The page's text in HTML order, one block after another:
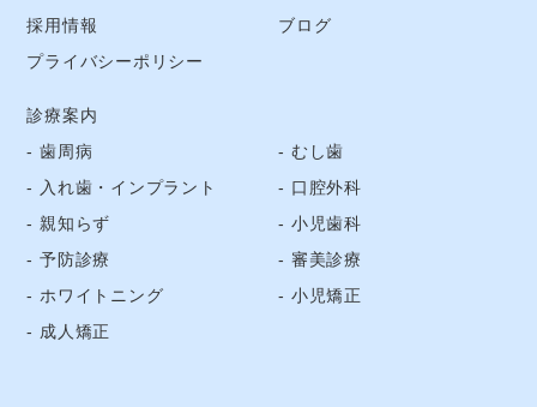
採用情報
ブログ
プライバシーポリシー
診療案内
歯周病
むし歯
入れ歯・インプラント
口腔外科
親知らず
小児歯科
予防診療
審美診療
ホワイトニング
小児矯正
成人矯正